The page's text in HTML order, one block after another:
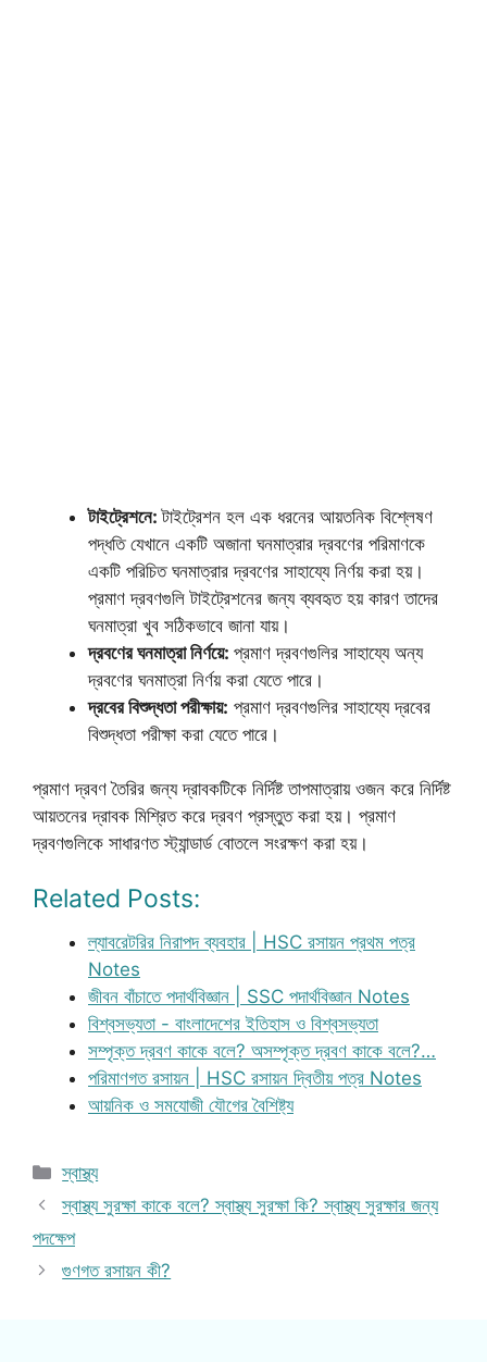
টাইট্রেশনে:টাইট্রেশন হল এক ধরনের আয়তনিক বিশ্লেষণ
পদ্ধতি যেখানে একটি অজানা ঘনমাত্রার দ্রবণের পরিমাণকে
একটি পরিচিত ঘনমাত্রার দ্রবণের সাহায্যে নির্ণয় করা হয়।
প্রমাণ দ্রবণগুলি টাইট্রেশনের জন্য ব্যবহৃত হয় কারণ তাদের
ঘনমাত্রা খুব সঠিকভাবে জানা যায়।
দ্রবণের ঘনমাত্রা নির্ণয়ে: প্রমাণ দ্রবণগুলির সাহায্যে অন্য
দ্রবণের ঘনমাত্রা নির্ণয় করা যেতে পারে।
দ্রবের বিশুদ্ধতা পরীক্ষায়: প্রমাণ দ্রবণগুলির সাহায্যে দ্রবের
বিশুদ্ধতা পরীক্ষা করা যেতে পারে।
প্রমাণ দ্রবণ তৈরির জন্য দ্রাবকটিকে নির্দিষ্ট তাপমাত্রায় ওজন করে নির্দিষ্ট
আয়তনের দ্রাবক মিশ্রিত করে দ্রবণ প্রস্তুত করা হয়। প্রমাণ
দ্রবণগুলিকে সাধারণত স্ট্যান্ডার্ড বোতলে সংরক্ষণ করা হয়।
Related Posts:
ল্যাবরেটরির নিরাপদ ব্যবহার | HSC রসায়ন প্রথম পত্র
Notes
জীবন বাঁচাতে পদার্থবিজ্ঞান | SSC পদার্থবিজ্ঞান Notes
বিশ্বসভ্যতা - বাংলাদেশের ইতিহাস ও বিশ্বসভ্যতা
সম্পৃক্ত দ্রবণ কাকে বলে? অসম্পৃক্ত দ্রবণ কাকে বলে?…
পরিমাণগত রসায়ন | HSC রসায়ন দ্বিতীয় পত্র Notes
আয়নিক ও সমযোজী যৌগের বৈশিষ্ট্য
Categories
স্বাস্থ্য
স্বাস্থ্য সুরক্ষা কাকে বলে? স্বাস্থ্য সুরক্ষা কি? স্বাস্থ্য সুরক্ষার জন্য
পদক্ষেপ
গুণগত রসায়ন কী?